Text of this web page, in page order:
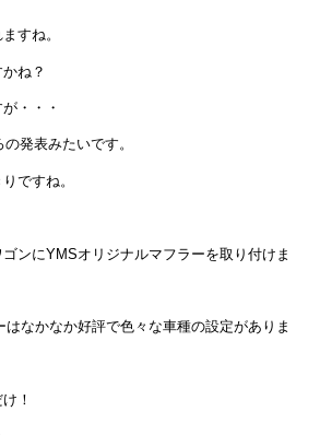
すね。
ね？
・・・
発表みたいです。
ですね。
ンにYMSオリジナルマフラーを取り付けま
なかなか好評で色々な車種の設定がありま
！